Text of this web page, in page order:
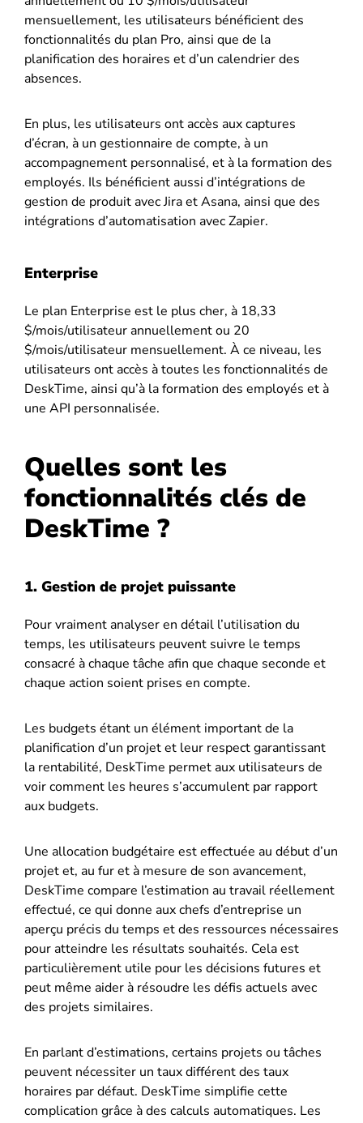
mensuellement, les utilisateurs bénéficient des
fonctionnalités du plan Pro, ainsi que de la
planification des horaires et d’un calendrier des
absences.
En plus, les utilisateurs ont accès aux captures
d’écran, à un gestionnaire de compte, à un
accompagnement personnalisé, et à la formation des
employés. Ils bénéficient aussi d’intégrations de
gestion de produit avec Jira et Asana, ainsi que des
intégrations d’automatisation avec Zapier.
Enterprise
Le plan Enterprise est le plus cher, à 18,33
$/mois/utilisateur annuellement ou 20
$/mois/utilisateur mensuellement. À ce niveau, les
utilisateurs ont accès à toutes les fonctionnalités de
DeskTime, ainsi qu’à la formation des employés et à
une API personnalisée.
Quelles sont les
fonctionnalités clés de
DeskTime ?
1. Gestion de projet puissante
Pour vraiment analyser en détail l’utilisation du
temps, les utilisateurs peuvent suivre le temps
consacré à chaque tâche afin que chaque seconde et
chaque action soient prises en compte.
Les budgets étant un élément important de la
planification d’un projet et leur respect garantissant
la rentabilité, DeskTime permet aux utilisateurs de
voir comment les heures s’accumulent par rapport
aux budgets.
Une allocation budgétaire est effectuée au début d’un
projet et, au fur et à mesure de son avancement,
DeskTime compare l’estimation au travail réellement
effectué, ce qui donne aux chefs d’entreprise un
aperçu précis du temps et des ressources nécessaires
pour atteindre les résultats souhaités. Cela est
particulièrement utile pour les décisions futures et
peut même aider à résoudre les défis actuels avec
des projets similaires.
En parlant d’estimations, certains projets ou tâches
peuvent nécessiter un taux différent des taux
horaires par défaut. DeskTime simplifie cette
complication grâce à des calculs automatiques. Les